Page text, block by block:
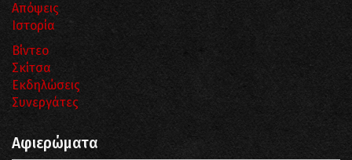
Απόψεις
Ιστορία
Βίντεο
Σκίτσα
Εκδηλώσεις
Συνεργάτες
Αφιερώματα